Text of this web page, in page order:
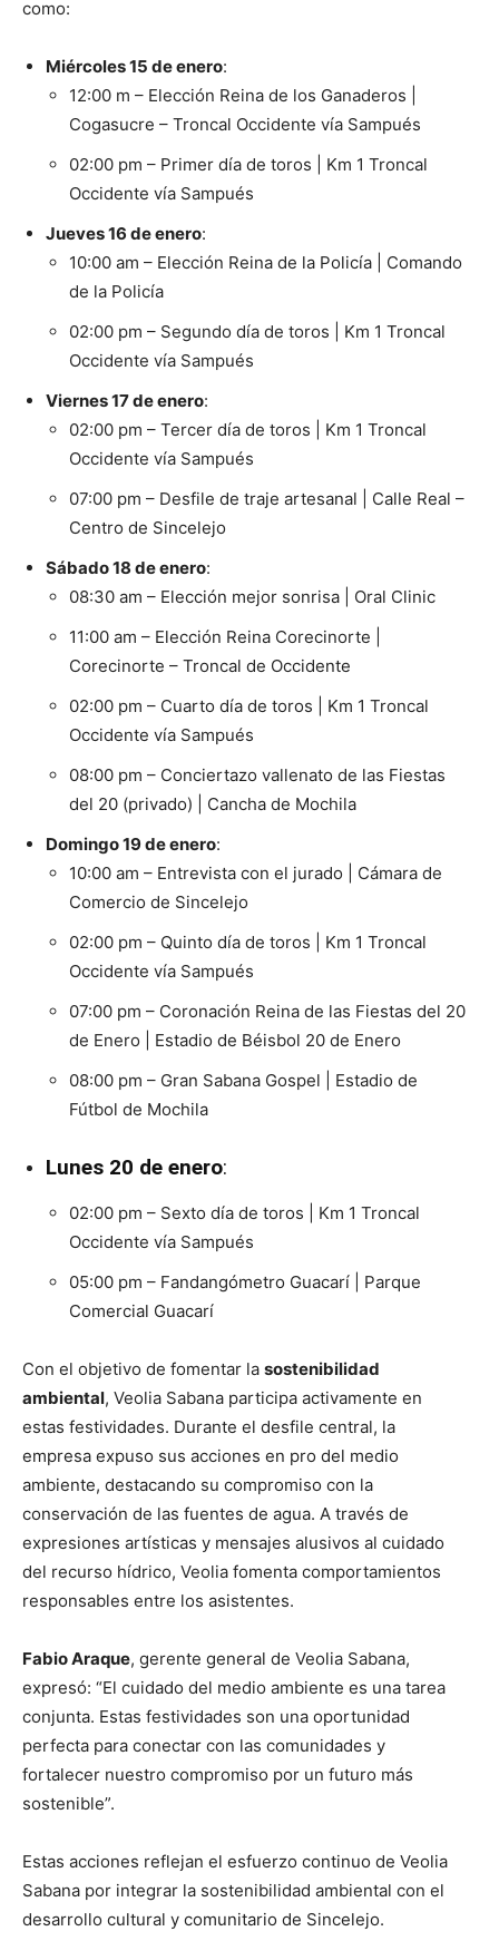
como:
Miércoles 15 de enero:
12:00 m – Elección Reina de los Ganaderos |
Cogasucre – Troncal Occidente vía Sampués
02:00 pm – Primer día de toros | Km 1 Troncal
Occidente vía Sampués
Jueves 16 de enero:
10:00 am – Elección Reina de la Policía | Comando
de la Policía
02:00 pm – Segundo día de toros | Km 1 Troncal
Occidente vía Sampués
Viernes 17 de enero:
02:00 pm – Tercer día de toros | Km 1 Troncal
Occidente vía Sampués
07:00 pm – Desfile de traje artesanal | Calle Real –
Centro de Sincelejo
Sábado 18 de enero:
08:30 am – Elección mejor sonrisa | Oral Clinic
11:00 am – Elección Reina Corecinorte |
Corecinorte – Troncal de Occidente
02:00 pm – Cuarto día de toros | Km 1 Troncal
Occidente vía Sampués
08:00 pm – Conciertazo vallenato de las Fiestas
del 20 (privado) | Cancha de Mochila
Domingo 19 de enero:
10:00 am – Entrevista con el jurado | Cámara de
Comercio de Sincelejo
02:00 pm – Quinto día de toros | Km 1 Troncal
Occidente vía Sampués
07:00 pm – Coronación Reina de las Fiestas del 20
de Enero | Estadio de Béisbol 20 de Enero
08:00 pm – Gran Sabana Gospel | Estadio de
Fútbol de Mochila
Lunes 20 de enero:
02:00 pm – Sexto día de toros | Km 1 Troncal
Occidente vía Sampués
05:00 pm – Fandangómetro Guacarí | Parque
Comercial Guacarí
Con el objetivo de fomentar la sostenibilidad
ambiental, Veolia Sabana participa activamente en
estas festividades. Durante el desfile central, la
empresa expuso sus acciones en pro del medio
ambiente, destacando su compromiso con la
conservación de las fuentes de agua. A través de
expresiones artísticas y mensajes alusivos al cuidado
del recurso hídrico, Veolia fomenta comportamientos
responsables entre los asistentes.
Fabio Araque, gerente general de Veolia Sabana,
expresó: “El cuidado del medio ambiente es una tarea
conjunta. Estas festividades son una oportunidad
perfecta para conectar con las comunidades y
fortalecer nuestro compromiso por un futuro más
sostenible”.
Estas acciones reflejan el esfuerzo continuo de Veolia
Sabana por integrar la sostenibilidad ambiental con el
desarrollo cultural y comunitario de Sincelejo.